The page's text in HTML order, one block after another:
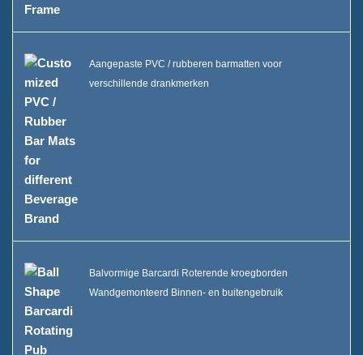
Aangepaste PVC / rubberen barmatten voor
verschillende drankmerken
Balvormige Barcardi Roterende kroegborden
Wandgemonteerd Binnen- en buitengebruik